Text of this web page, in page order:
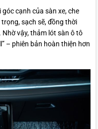
cạnh của sàn xe, che
sạch sẽ, đồng thời
vậy, thảm lót sàn ô tô
– phiên bản hoàn thiện hơn